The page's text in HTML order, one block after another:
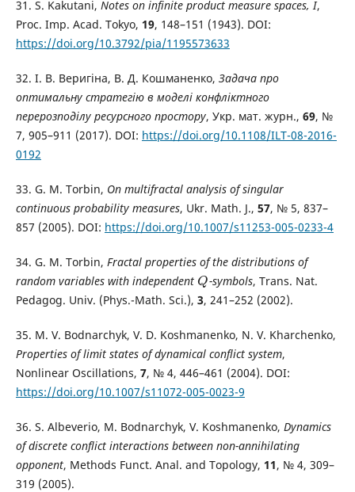
31. S. Kakutani, Notes on infinite product measure spaces, I,
Proc. Imp. Acad. Tokyo, 19, 148–151 (1943). DOI:
https://doi.org/10.3792/pia/1195573633
32. І. В. Веригіна, В. Д. Кошманенко, Задача про
оптимальну стратегію в моделі конфліктного
перерозподілу ресурсного простору, Укр. мат. журн., 69, №
7, 905–911 (2017). DOI: https://doi.org/10.1108/ILT-08-2016-
0192
33. G. M. Torbin, On multifractal analysis of singular
continuous probability measures, Ukr. Math. J., 57, № 5, 837–
857 (2005). DOI: https://doi.org/10.1007/s11253-005-0233-4
34. G. M. Torbin, Fractal properties of the distributions of
random variables with independent Q
Q -symbols, Trans. Nat.
Pedagog. Univ. (Phys.-Math. Sci.), 3, 241–252 (2002).
35. M. V. Bodnarchyk, V. D. Koshmanenko, N. V. Kharchenko,
Properties of limit states of dynamical conflict system,
Nonlinear Oscillations, 7, № 4, 446–461 (2004). DOI:
https://doi.org/10.1007/s11072-005-0023-9
36. S. Albeverio, M. Bodnarchyk, V. Koshmanenko, Dynamics
of discrete conflict interactions between non-annihilating
opponent, Methods Funct. Anal. and Topology, 11, № 4, 309–
319 (2005).